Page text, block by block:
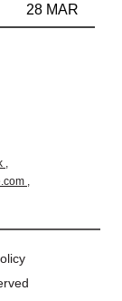
28 MAR
,
,